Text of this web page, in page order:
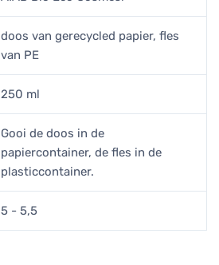
doos van gerecycled papier, fles
van PE
250 ml
Gooi de doos in de
papiercontainer, de fles in de
plasticcontainer.
5 - 5,5